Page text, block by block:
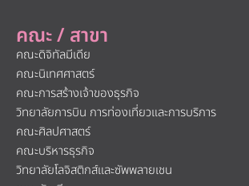
คณะ / สาขา
คณะดิจิทัลมีเดีย
คณะนิเทศศาสตร์
คณะการสร้างเจ้าของธุรกิจ
วิทยาลัยการบิน การท่องเที่ยวและการบริการ
คณะศิลปศาสตร์
คณะบริหารธุรกิจ
วิทยาลัยโลจิสติกส์และซัพพลายเชน